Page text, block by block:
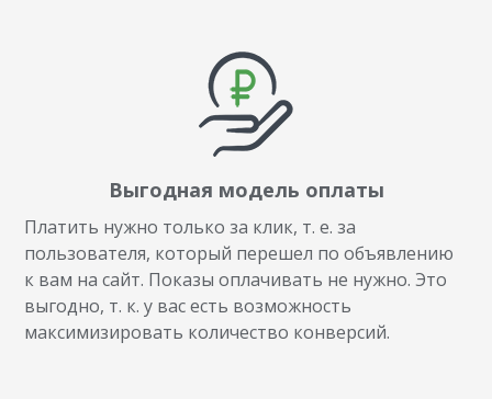
Выгодная модель оплаты
Платить нужно только за клик, т. е. за
пользователя, который перешел по объявлению
к вам на сайт. Показы оплачивать не нужно. Это
выгодно, т. к. у вас есть возможность
максимизировать количество конверсий.